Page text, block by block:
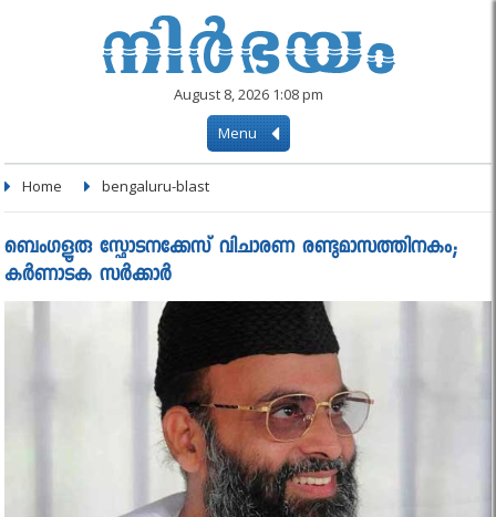
August 8, 2026 1:08 pm
Menu
Home bengaluru-blast
ബെംഗളൂരു സ്ഫോടനക്കേസ് വിചാരണ രണ്ടുമാസത്തിനകം;
കർണാടക സർക്കാർ